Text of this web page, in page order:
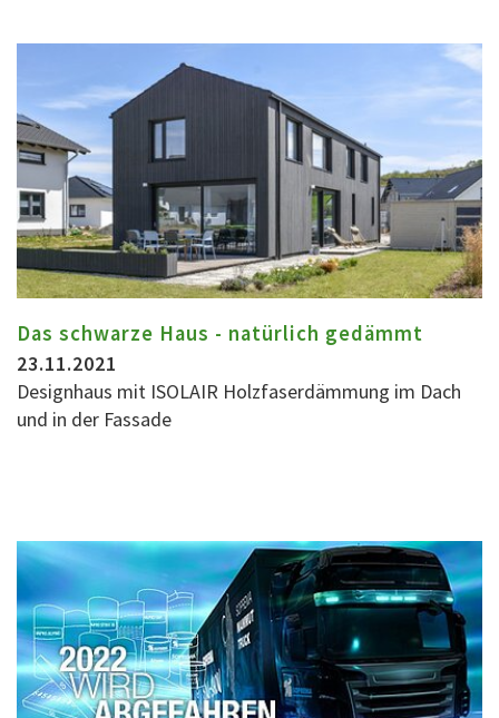
Das schwarze Haus - natürlich gedämmt
23.11.2021
Designhaus mit ISOLAIR Holzfaserdämmung im Dach
und in der Fassade